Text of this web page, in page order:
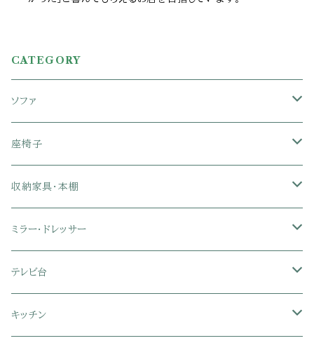
CATEGORY
ソファ
1人掛けソファ
2人掛けソファ
3人掛けソファ
フロアソファ・ローソファ
ソファベッド
座椅子
1人掛け座椅子
2人掛け座椅子
リクライニング座椅子
肘付き座椅子
収納家具・本棚
カラーボックス
本棚・書棚
衣類・タンス・チェスト
ミラー・ドレッサー
ドレッサー・鏡台
ミラー・スタンドミラー
テレビ台
壁面収納・ハイタイプテレビ台
キッチン